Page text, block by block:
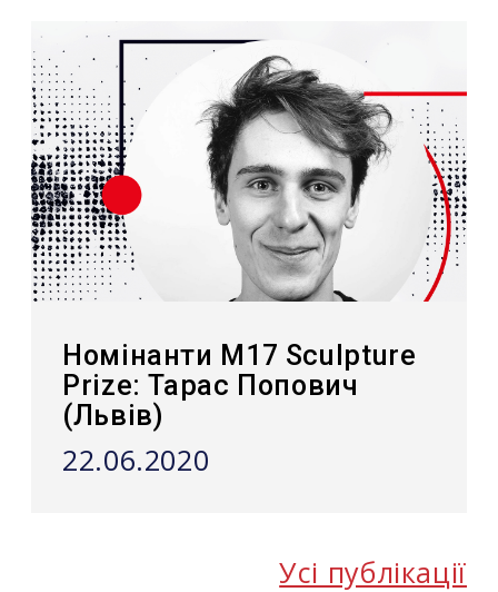
Номінанти M17 Sculpture
Prize: Тарас Попович
(Львів)
22.06.2020
Усі публікації